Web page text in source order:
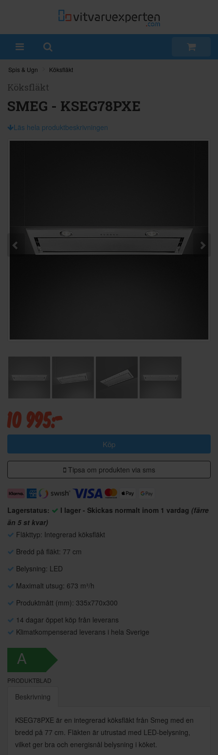
Spis & Ugn Köksfläkt
Köksfläkt
SMEG - KSEG78PXE
Läs hela produktbeskrivningen
10 995:-
Köp
Tipsa om produkten via sms
Lagerstatus: I lager - Skickas normalt inom 1 vardag (färre
än 5 st kvar)
Fläkttyp: Integrerad köksfläkt
Bredd på fläkt: 77 cm
Belysning: LED
Maximalt utsug: 673 m³/h
Produktmått (mm): 335x770x300
14 dagar öppet köp från leverans
Klimatkompenserad leverans i hela Sverige
A
PRODUKTBLAD
Beskrivning
KSEG78PXE är en integrerad köksfläkt från Smeg med en
bredd på 77 cm. Fläkten är utrustad med LED-belysning,
vilket ger bra och energisnål belysning i köket.